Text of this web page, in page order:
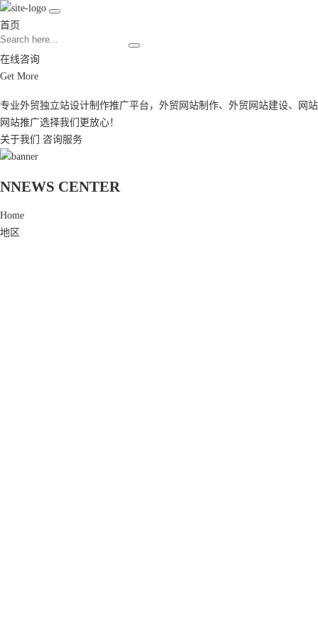
首页
在线咨询
Get More
专业外贸独立站设计制作推广平台， 外贸网站制作、 外贸网站建设、
网站
网站推广选择我们更放心！
关于我们
咨询服务
NNEWS CENTER
Home
地区